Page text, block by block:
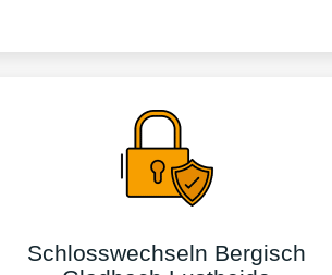
Schlosswechseln Bergisch